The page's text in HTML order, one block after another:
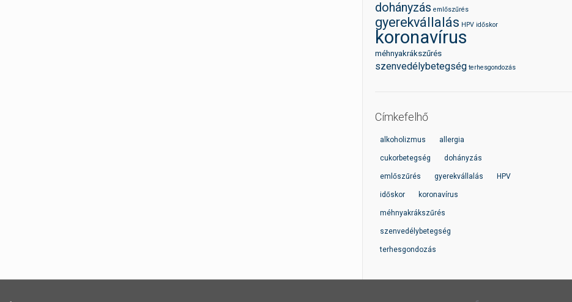
dohányzás emlőszűrés
gyerekvállalás HPV időskor
koronavírus
méhnyakrákszűrés
szenvedélybetegség terhesgondozás
Címkefelhő
alkoholizmus allergia
cukorbetegség dohányzás
emlőszűrés gyerekvállalás HPV
időskor koronavírus
méhnyakrákszűrés
szenvedélybetegség
terhesgondozás